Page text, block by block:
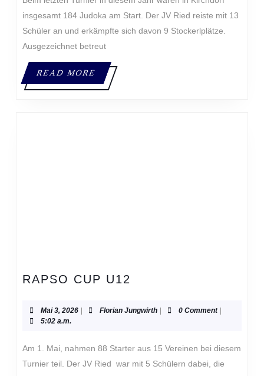
insgesamt 184 Judoka am Start. Der JV Ried reiste mit 13
Schüler an und erkämpfte sich davon 9 Stockerlplätze.
Ausgezeichnet betreut
READ MOREREAD
MORE
RAPSO CUP U12
U12
Mai 3, 2026Mai
| Florian JungwirthFlorian
| 0 Comment |
5:02 a.m.
Am 1. Mai, nahmen 88 Starter aus 15 Vereinen bei diesem
Turnier teil. Der JV Ried war mit 5 Schülern dabei, die